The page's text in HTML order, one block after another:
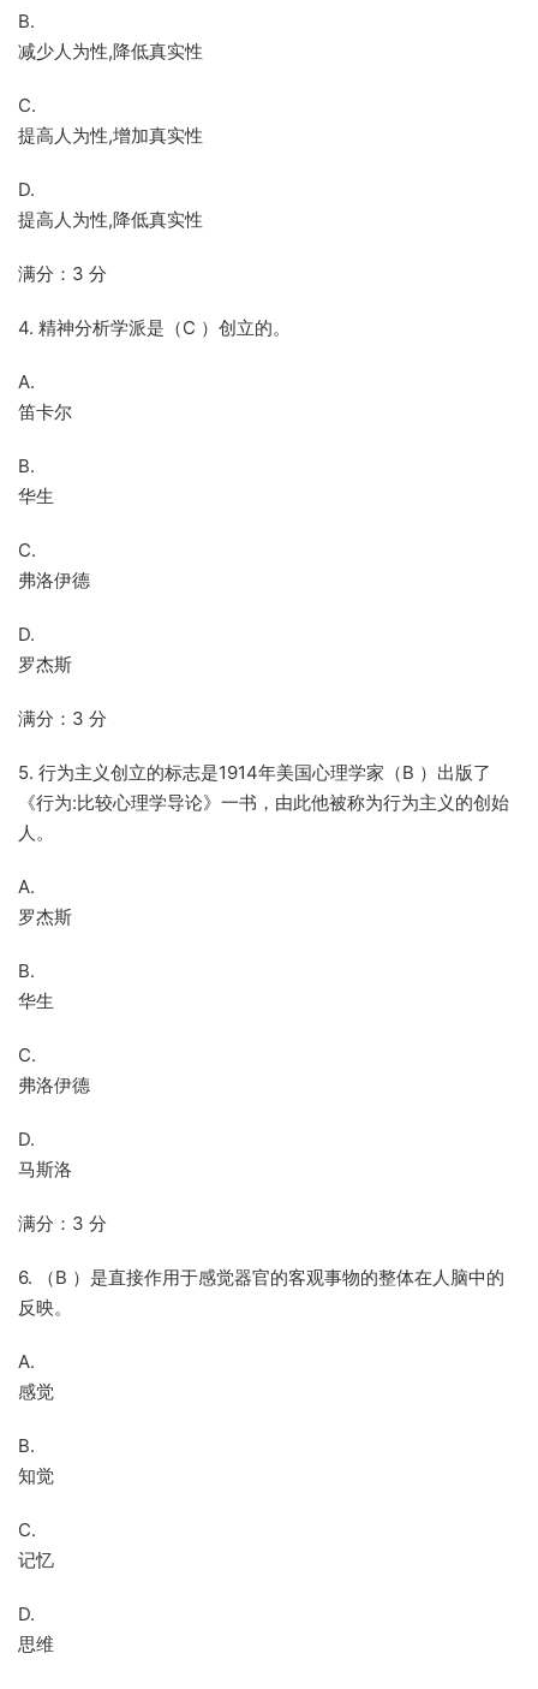
B.
减少人为性,降低真实性
C.
提高人为性,增加真实性
D.
提高人为性,降低真实性
满分：3 分
4. 精神分析学派是（C ）创立的。
A.
笛卡尔
B.
华生
C.
弗洛伊德
D.
罗杰斯
满分：3 分
5. 行为主义创立的标志是1914年美国心理学家（B ）出版了
《行为:比较心理学导论》一书，由此他被称为行为主义的创始
人。
A.
罗杰斯
B.
华生
C.
弗洛伊德
D.
马斯洛
满分：3 分
6. （B ）是直接作用于感觉器官的客观事物的整体在人脑中的
反映。
A.
感觉
B.
知觉
C.
记忆
D.
思维